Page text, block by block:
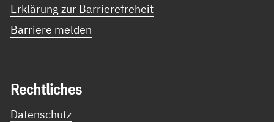
Erklärung zur Barrierefreheit
Barriere melden
Recht­li­ches
Datenschutz